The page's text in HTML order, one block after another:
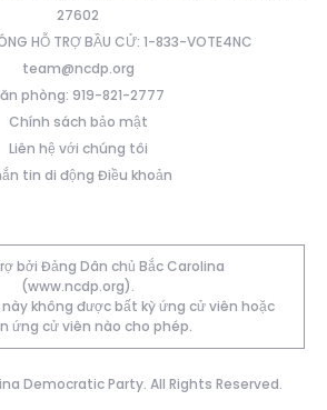
27602
HỖ TRỢ BẦU CỬ: 1-833-VOTE4NC
team@ncdp.org
phòng: 919-821-2777
Chính sách bảo mật
Liên hệ với chúng tôi
tin di động Điều khoản
bởi Đảng Dân chủ Bắc Carolina
(www.ncdp.org).
không được bất kỳ ứng cử viên hoặc
ứng cử viên nào cho phép.
Democratic Party. All Rights Reserved.